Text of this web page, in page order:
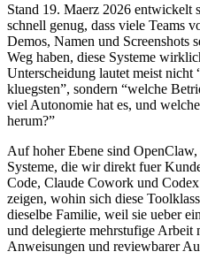
Stand 19. Maerz 2026 entwickelt s
schnell genug, dass viele Teams v
Demos, Namen und Screenshots s
Weg haben, diese Systeme wirklic
Unterscheidung lautet meist nicht
kluegsten”, sondern “welche Betri
viel Autonomie hat es, und welche
herum?”
Auf hoher Ebene sind OpenClaw,
Systeme, die wir direkt fuer Kund
Code, Claude Cowork und Codex
zeigen, wohin sich diese Toolklass
dieselbe Familie, weil sie ueber ein
und delegierte mehrstufige Arbeit
Anweisungen und reviewbarer Au